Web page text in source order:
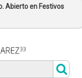
Abierto en Festivos